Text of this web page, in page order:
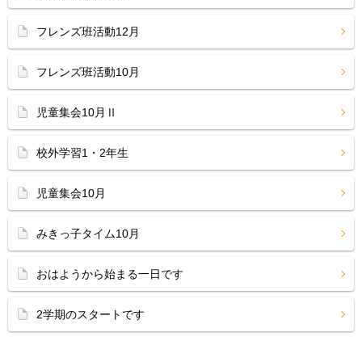
フレンズ班活動12月
フレンズ班活動10月
児童集会10月Ⅱ
校外学習1・2年生
児童集会10月
みきっ子タイム10月
おはようから始まる一日です
2学期のスタートです